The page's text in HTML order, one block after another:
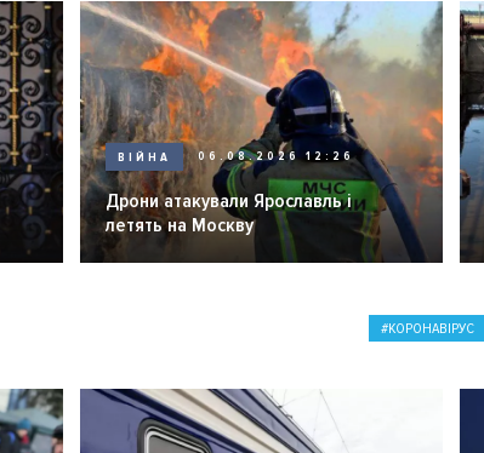
ВІЙНА 06.08.2026 12:26
Дрони атакували Ярославль і
летять на Москву
КОРОНАВІРУС